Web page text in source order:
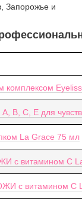
Запорожье и
комплексом
В, С, Е для
La Grace 75 мл
с витамином C
с витамином С